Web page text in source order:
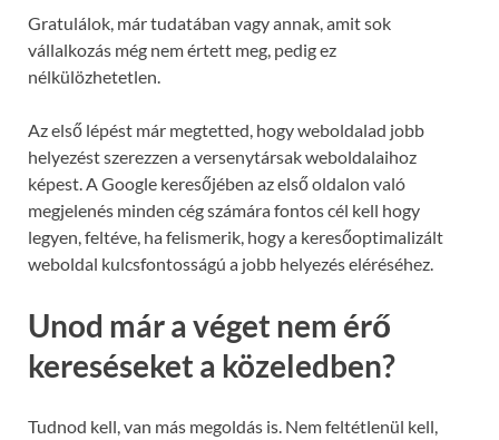
Gratulálok, már tudatában vagy annak, amit sok
vállalkozás még nem értett meg, pedig ez
nélkülözhetetlen.
Az első lépést már megtetted, hogy weboldalad jobb
helyezést szerezzen a versenytársak weboldalaihoz
képest. A Google keresőjében az első oldalon való
megjelenés minden cég számára fontos cél kell hogy
legyen, feltéve, ha felismerik, hogy a keresőoptimalizált
weboldal kulcsfontosságú a jobb helyezés eléréséhez.
Unod már a véget nem érő
kereséseket a közeledben?
Tudnod kell, van más megoldás is. Nem feltétlenül kell,